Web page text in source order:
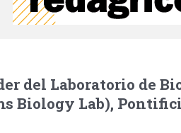
del Laboratorio de
Biology Lab),